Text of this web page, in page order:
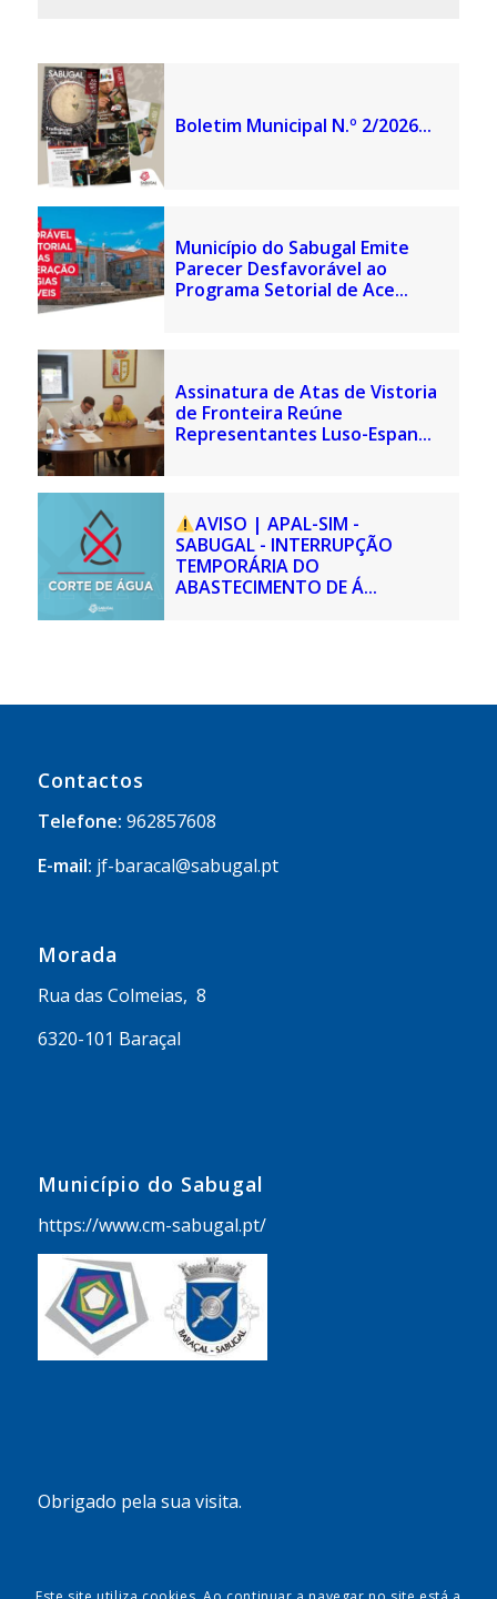
Boletim Municipal N.º 2/2026...
Município do Sabugal Emite
Parecer Desfavorável ao
Programa Setorial de Ace...
Assinatura de Atas de Vistoria
de Fronteira Reúne
Representantes Luso-Espan...
AVISO | APAL-SIM -
SABUGAL - INTERRUPÇÃO
TEMPORÁRIA DO
ABASTECIMENTO DE Á...
Contactos
Telefone: 962857608
E-mail: jf-baracal@sabugal.pt
Morada
Rua das Colmeias, 8
6320-101 Baraçal
Município do Sabugal
https://www.cm-sabugal.pt/
Obrigado pela sua visita.